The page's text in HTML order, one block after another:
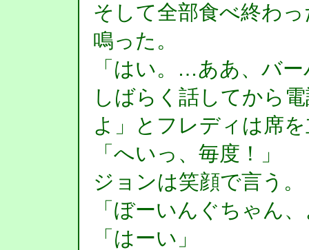
そして全部食べ終わ
鳴った。
「はい。…ああ、バ
しばらく話してから
よ」とフレディは席
「へいっ、毎度！」
ジョンは笑顔で言う。
「ぼーいんぐちゃん
「はーい」